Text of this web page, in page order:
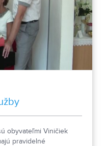
obyvateľmi Viničiek
pravidelné